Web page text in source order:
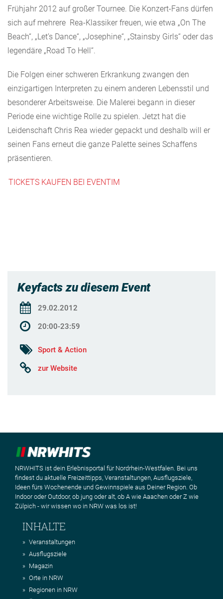
Frühjahr 2012 auf großer Tournee. Die Konzert-Fans dürfen
sich auf mehrere Rea-Klassiker freuen, wie etwa „On The
Beach“, „Let’s Dance“, „Josephine“, „Stainsby Girls“ oder das
legendäre „Road To Hell“.
Die Folgen einer schweren Erkrankung zwangen den
einzigartigen Interpreten zu einem anderen Lebensstil und
besonderer Arbeitsweise. Die Malerei begann in dieser
Periode eine wichtige Rolle zu spielen. Jetzt hat die
Leidenschaft Chris Rea wieder gepackt und deshalb will er
seinen Fans erneut die ganze Palette seines Schaffens
präsentieren.
TICKETS KAUFEN BEI EVENTIM
Keyfacts zu diesem Event
29.02.2012
20:00-23:59
Sport & Action
zur Website
NRWHITS ist dein Erlebnisportal für Nordrhein-Westfalen. Bei uns
findest du aktuelle Freizeittipps, Veranstaltungen, Ausflugsziele,
Ideen fürs Wochenende und Gewinnspiele aus Deiner Region. Ob
Indoor oder Outdoor, ob jung oder alt, ob A wie Aaachen oder Z wie
Zülpich - wir wissen wo in NRW was los ist!
INHALTE
Veranstaltungen
Ausflugsziele
Magazin
Orte in NRW
Regionen in NRW